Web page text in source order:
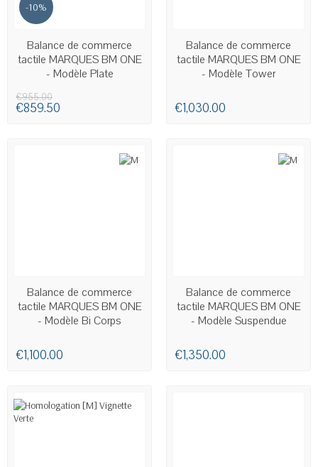
-10%
AVAILABLE
Balance de commerce
tactile MARQUES BM ONE
- Modèle Plate
€955.00
€859.50
AVAILABLE
Balance de commerce
tactile MARQUES BM ONE
- Modèle Tower
€1,030.00
AVAILABLE
Balance de commerce
tactile MARQUES BM ONE
- Modèle Bi Corps
€1,100.00
AVAILABLE
Balance de commerce
tactile MARQUES BM ONE
- Modèle Suspendue
€1,350.00